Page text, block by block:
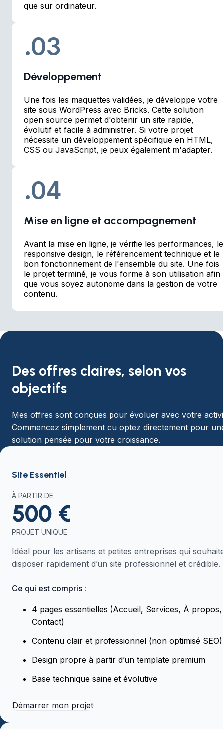
que sur ordinateur.
.03
Développement
Une fois les maquettes validées, je développe votre
site sous WordPress avec Bricks. Cette solution
open source permet d'obtenir un site rapide,
évolutif et facile à administrer. Si votre projet
nécessite un développement spécifique en HTML,
CSS ou JavaScript, je peux également m'adapter.
.04
Mise en ligne et accompagnement
Avant la mise en ligne, je vérifie les performances, le
responsive design, le référencement technique et le
bon fonctionnement de l'ensemble du site. Une fois
le projet terminé, je vous forme à son utilisation afin
que vous soyez autonome dans la gestion de votre
contenu.
Des offres claires, selon vos
objectifs
Mes offres sont conçues pour évoluer avec votre
Commencez simplement ou optez directement pour
solution pensée pour votre croissance.
Site Essentiel
À PARTIR DE
500 €
PROJET UNIQUE
Idéal pour les artisans et petites entreprises qui
disposer rapidement d’un site professionnel et crédible.
Ce qui est compris :
4 pages essentielles (Accueil, Services, À propos,
Contact)
Contenu clair et professionnel (non optimisé SEO)
Design propre à partir d’un template premium
Base technique saine et évolutive
Démarrer mon projet